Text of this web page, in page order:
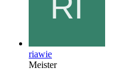
riawie
Meister